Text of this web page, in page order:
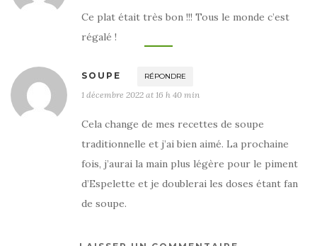
Ce plat était très bon !!! Tous le monde c’est
régalé !
SOUPE RÉPONDRE
1 décembre 2022 at 16 h 40 min
Cela change de mes recettes de soupe
traditionnelle et j’ai bien aimé. La prochaine
fois, j’aurai la main plus légère pour le piment
d’Espelette et je doublerai les doses étant fan
de soupe.